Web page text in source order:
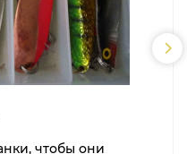
чтобы они